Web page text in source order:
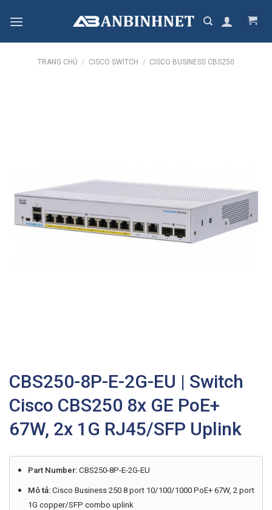
TRANG CHỦ / CISCO SWITCH / CISCO BUSINESS CBS250
CBS250-8P-E-2G-EU | Switch
Cisco CBS250 8x GE PoE+
67W, 2x 1G RJ45/SFP Uplink
Part Number:CBS250-8P-E-2G-EU
Mô tả: Cisco Business 250 8 port 10/100/1000 PoE+ 67W, 2 port
1G copper/SFP combo uplink